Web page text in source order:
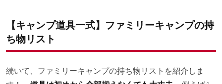
【キャンプ道具一式】ファミリーキャンプの持
ち物リスト
続いて、ファミリーキャンプの持ち物リストを紹介しま